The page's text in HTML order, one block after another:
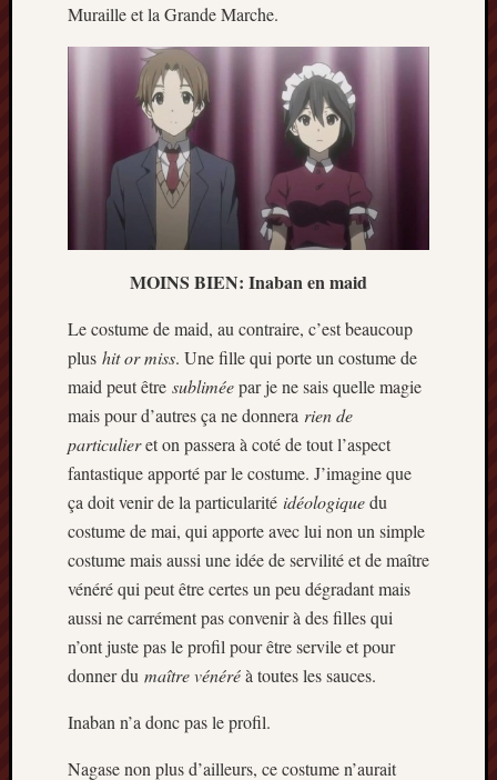
Muraille et la Grande Marche.
MOINS BIEN: Inaban en maid
Le costume de maid, au contraire, c’est beaucoup
plus hit or miss. Une fille qui porte un costume de
maid peut être subliméepar je ne sais quelle magie
mais pour d’autres ça ne donnera rien de
particulieret on passera à coté de tout l’aspect
fantastique apporté par le costume. J’imagine que
ça doit venir de la particularité idéologiquedu
costume de mai, qui apporte avec lui non un simple
costume mais aussi une idée de servilité et de maître
vénéré qui peut être certes un peu dégradant mais
aussi ne carrément pas convenir à des filles qui
n’ont juste pas le profil pour être servile et pour
donner du maître vénéréà toutes les sauces.
Inaban n’a donc pas le profil.
Nagase non plus d’ailleurs, ce costume n’aurait